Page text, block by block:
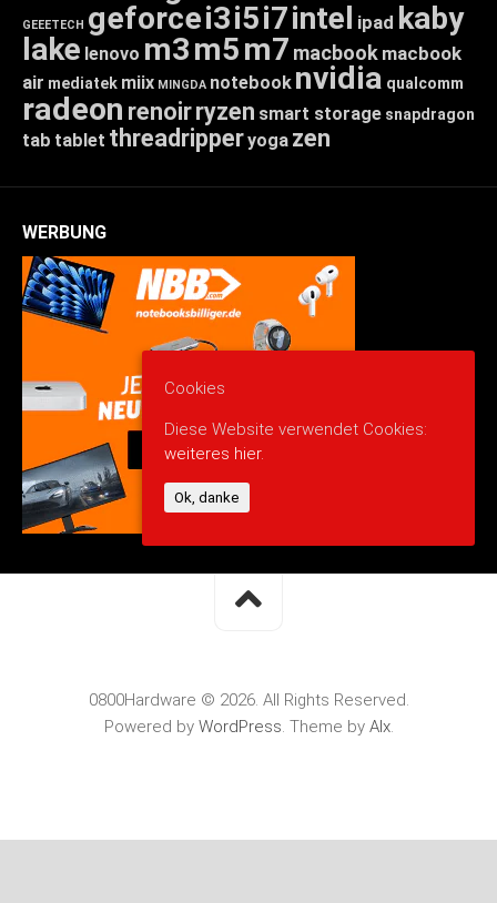
GEEETECH geforcei3i5i7intel ipad kaby
lake lenovo m3m5m7 macbook macbook
air mediatek miix MINGDA notebook nvidia qualcomm
radeon renoirryzen smart storage snapdragon
tab tablet threadripperyoga zen
WERBUNG
0800Hardware © 2026. All Rights Reserved.
Powered by WordPress. Theme by Alx.
Cookies
Diese Website verwendet Cookies:
weiteres hier.
Ok, danke